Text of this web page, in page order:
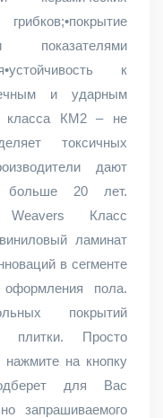
показателями
к
и ударным
класса КМ2 – не
токсичных
дают
больше 20 лет.
Weavers Класс
ламинат
в сегменте
пола.
покрытий
плитки. Просто
на кнопку
для Вас
запрашиваемого